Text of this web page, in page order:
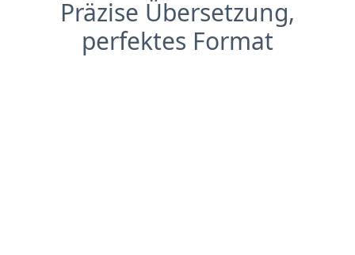
Präzise Übersetzung,
perfektes Format